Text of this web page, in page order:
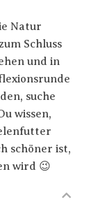
Natur
Schluss
und in
suche
wissen,
schöner ist,
wird 😉